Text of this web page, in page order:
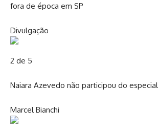
fora de época em SP
Divulgação
2 de 5
Naiara Azevedo não participou do especial
Marcel Bianchi